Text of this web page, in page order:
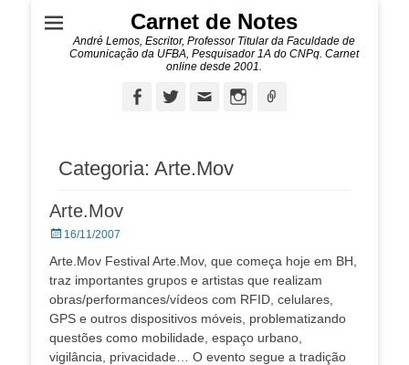
Carnet de Notes
André Lemos, Escritor, Professor Titular da Faculdade de
Comunicação da UFBA, Pesquisador 1A do CNPq. Carnet
online desde 2001.
FacebookTwitterEmail Instagram
Categoria: Arte.Mov
Arte.Mov
Posted
16/11/2007
Arte.Mov Festival Arte.Mov, que começa hoje em BH,
traz importantes grupos e artistas que realizam
obras/performances/vídeos com RFID, celulares,
GPS e outros dispositivos móveis, problematizando
questões como mobilidade, espaço urbano,
vigilância, privacidade… O evento segue a tradição